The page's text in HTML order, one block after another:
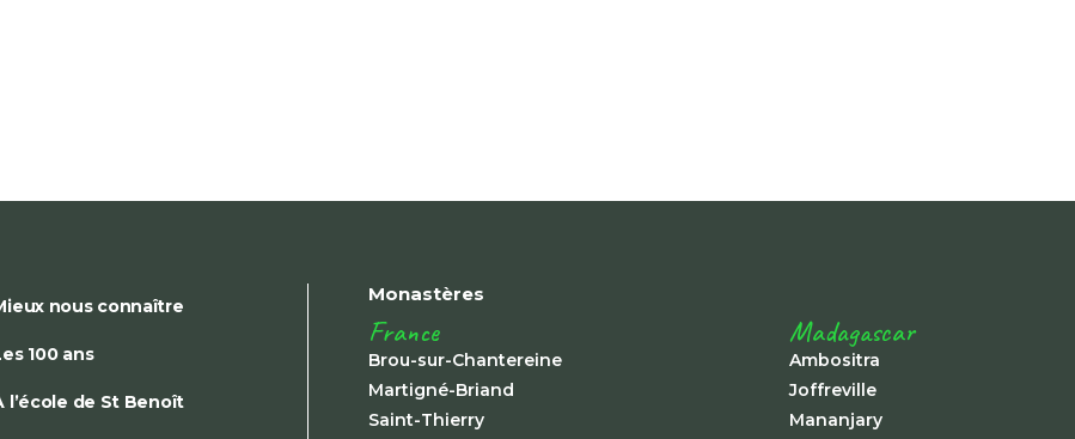
nous connaître
100 ans
l’école de St Benoît
Monastères
France
Brou-sur-Chantereine
Martigné-Briand
Saint-Thierry
Madagascar
Ambositra
Joffreville
Mananjary